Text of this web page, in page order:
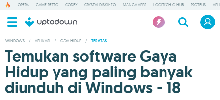
OPERA GAME RETRO CODEX CRYSTALDISKINFO MANGA APPS LOGITECH G HUB PROTEUS
WINDOWS / APLIKASI / GAYA HIDUP / TERATAS
Temukan software Gaya
Hidup yang paling banyak
diunduh di Windows - 18